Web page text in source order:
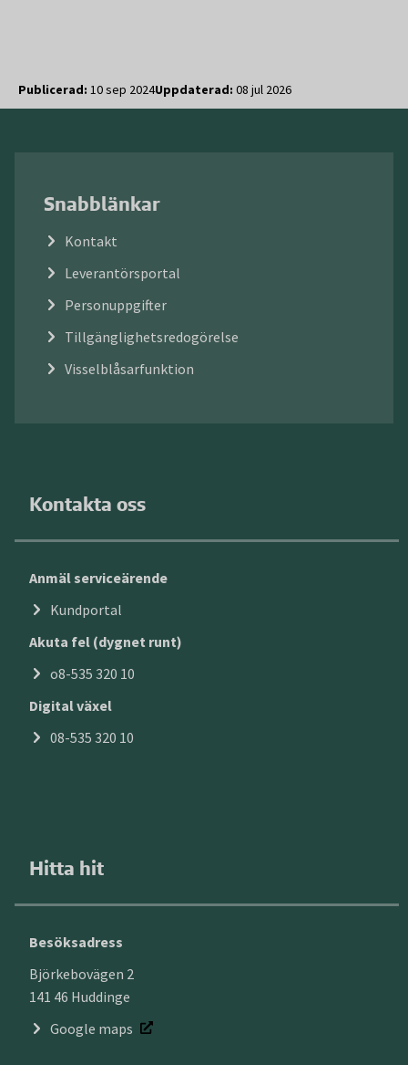
Publicerad: 10 sep 2024Uppdaterad: 08 jul 2026
Snabblänkar
Kontakt
Leverantörsportal
Personuppgifter
Tillgänglighetsredogörelse
Visselblåsarfunktion
Kontakta oss
Anmäl serviceärende
Kundportal
Akuta fel (dygnet runt)
o8-535 320 10
Digital växel
08-535 320 10
Hitta hit
Besöksadress
Björkebovägen 2
141 46 Huddinge
Google maps